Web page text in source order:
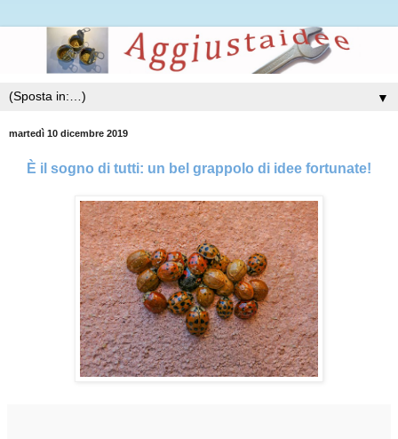
▼
martedì 10 dicembre 2019
È il sogno di tutti: un bel grappolo di idee fortunate!